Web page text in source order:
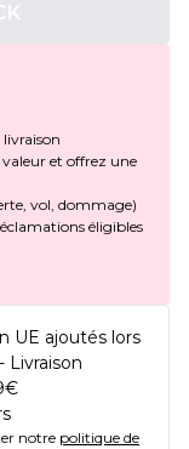
et offrez une
vol, dommage)
éligibles
UE ajoutés lors
Livraison
notre politique de